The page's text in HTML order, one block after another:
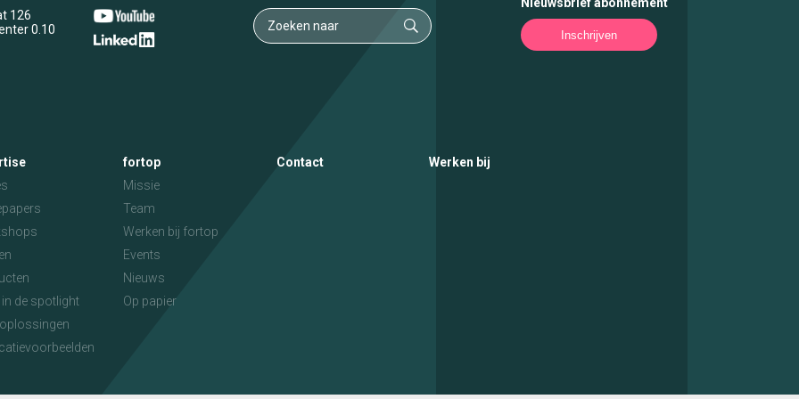
126
0.10
Inschrijven
de spotlight
fortop
Missie
Team
Werken bij fortop
Events
Nieuws
Op papier
Contact Werken bij